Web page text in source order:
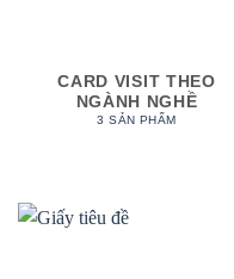
CARD VISIT THEO
NGÀNH NGHỀ
3 SẢN PHẨM